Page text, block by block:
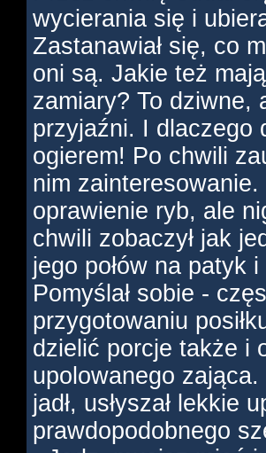
wycierania się i
Zastanawiał się, co
oni są. Jakie też
zamiary? To dziwne,
przyjaźni. I dlaczego
ogierem! Po chwili
nim
oprawienie ryb, ale
chwili zobaczył jak
jego połów na patyk
Pomyślał sobie -
przygotowaniu
dzielić porcje także i
upolowanego
jadł, usłyszał lekkie
prawdopodobnego